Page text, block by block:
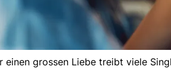
einen grossen Liebe treibt viele